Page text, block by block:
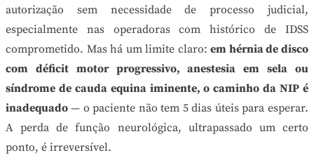
autorização sem necessidade de processo judicial,
especialmente nas operadoras com histórico de IDSS
comprometido. Mas há um limite claro:em hérnia de disco
com déficit motor progressivo, anestesia em sela ou
síndrome de cauda equina iminente, o caminho da NIP é
inadequado — o paciente não tem 5 dias úteis para esperar.
A perda de função neurológica, ultrapassado um certo
ponto, é irreversível.